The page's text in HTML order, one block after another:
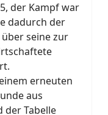
der Kampf war
dadurch der
seine zur
erneuten
aus
der Tabelle